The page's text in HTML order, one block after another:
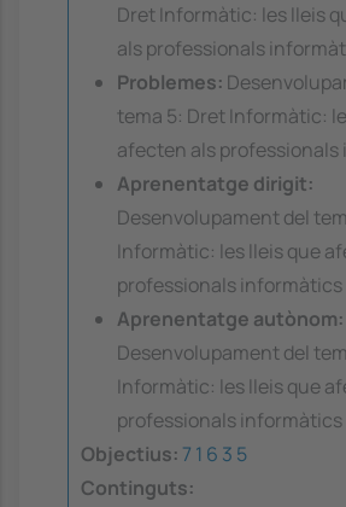
Dret Informàtic: les lleis
als professionals
Problemes:
tema 5: Dret Informàtic:
afecten als
Aprenentatge dirigit:
Desenvolupament del
Informàtic: les lleis que
professionals informàtics
Aprenentatge autònom:
Desenvolupament del
Informàtic: les lleis que
professionals informàtics
Objectius: 7 1 6 3 5
Continguts: